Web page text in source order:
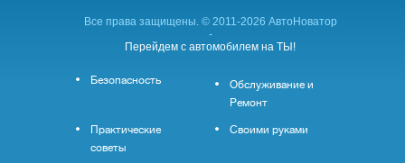
Все права защищены. © 2011-2026 АвтоНоватор
-
Перейдем с автомобилем на ТЫ!
Безопасность
Обслуживание и
Ремонт
Практические
советы
Своими руками